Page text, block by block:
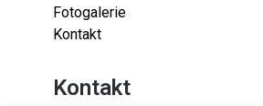
Fotogalerie
Kontakt
Kontakt